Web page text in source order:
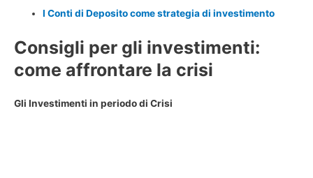
I Conti di Deposito come strategia di investimento
Consigli per gli investimenti:
come affrontare la crisi
Gli Investimenti in periodo di Crisi